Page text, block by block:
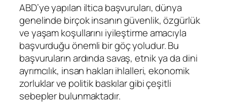
ABD’ye yapılan iltica başvuruları, dünya
genelinde birçok insanın güvenlik, özgürlük
ve yaşam koşullarını iyileştirme amacıyla
başvurduğu önemli bir göç yoludur. Bu
başvuruların ardında savaş, etnik ya da dini
ayrımcılık, insan hakları ihlalleri, ekonomik
zorluklar ve politik baskılar gibi çeşitli
sebepler bulunmaktadır.